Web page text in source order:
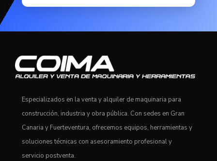
Especializados en la venta y alquiler de maquinaria para
construcción, industria y obra pública. Con sedes en Gran
Canaria y Fuerteventura, ofrecemos equipos, herramientas y
soluciones técnicas con asesoramiento profesional y
servicio postventa.